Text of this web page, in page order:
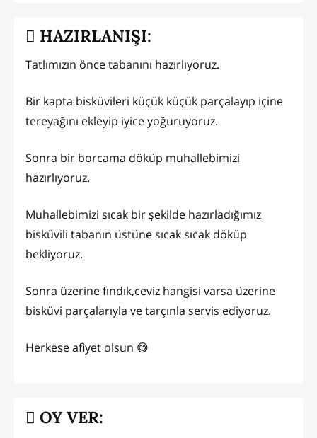
HAZIRLANIŞI:
Tatlımızın önce tabanını hazırlıyoruz.
Bir kapta bisküvileri küçük küçük parçalayıp içine
tereyağını ekleyip iyice yoğuruyoruz.
Sonra bir borcama döküp muhallebimizi
hazırlıyoruz.
Muhallebimizi sıcak bir şekilde hazırladığımız
bisküvili tabanın üstüne sıcak sıcak döküp
bekliyoruz.
Sonra üzerine fındık,ceviz hangisi varsa üzerine
bisküvi parçalarıyla ve tarçınla servis ediyoruz.
Herkese afiyet olsun 😋
OY VER: